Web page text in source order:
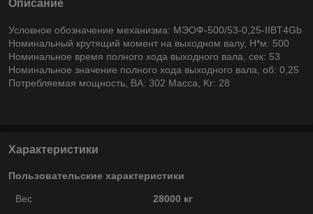
Описание
Условное обозначение механизма: МЭОФ-500/53-0,25-IIBT4Gb
Номинальный крутящий момент на выходном валу, Н*м: 500
Номинальное время полного хода выходного вала, сек: 53
Номинальное значение полного хода выходного вала, об: 0,25
Потребляемая мощность, ВА: 302 Macca, Kг: 28
Характеристики
Пользовательские характеристики
Вес
28000 кг